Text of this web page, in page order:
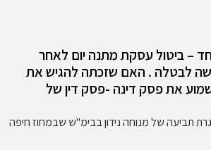
– ביטול עסקת מתנה יום לאחר
לבטלה . האם שזכתה להגיש את
את פסק דינה -פסק דין של
תביעה של מנוחה נידון בבימ"ש שבמחוז חיפה